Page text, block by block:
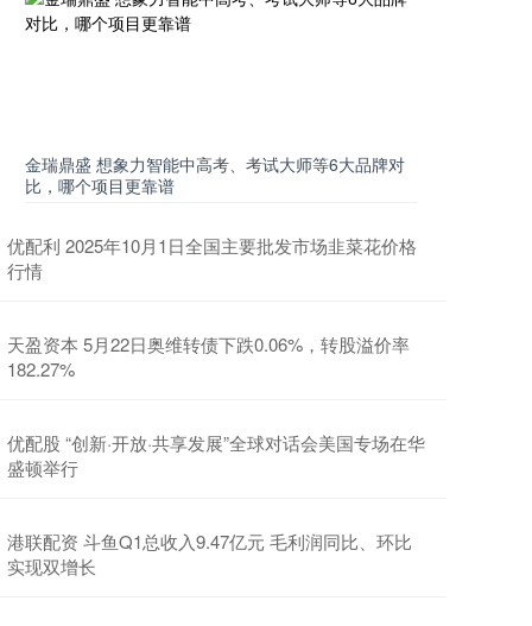
金瑞鼎盛 想象力智能中高考、考试大师等6大品牌对
比，哪个项目更靠谱
优配利 2025年10月1日全国主要批发市场韭菜花价格
行情
天盈资本 5月22日奥维转债下跌0.06%，转股溢价率
182.27%
优配股 “创新·开放·共享发展”全球对话会美国专场在华
盛顿举行
港联配资 斗鱼Q1总收入9.47亿元 毛利润同比、环比
实现双增长